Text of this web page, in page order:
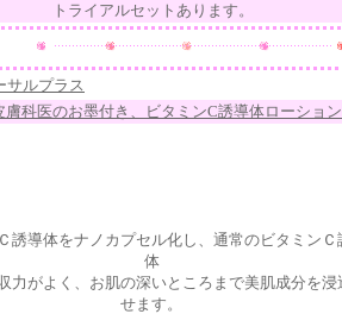
トライアルセットあります。
サルプラス
膚科医のお墨付き、ビタミンC誘導体ローション
誘導体をナノカプセル化し、通常のビタミンＣ
体
力がよく、お肌の深いところまで美肌成分を浸
せます。